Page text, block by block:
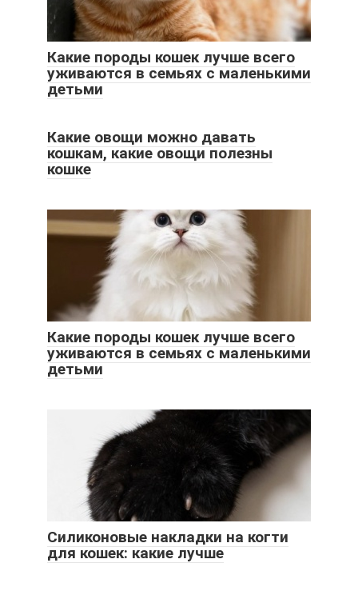
Какие породы кошек лучше всего
уживаются в семьях с маленькими
детьми
Какие овощи можно давать
кошкам, какие овощи полезны
кошке
Какие породы кошек лучше всего
уживаются в семьях с маленькими
детьми
Силиконовые накладки на когти
для кошек: какие лучше